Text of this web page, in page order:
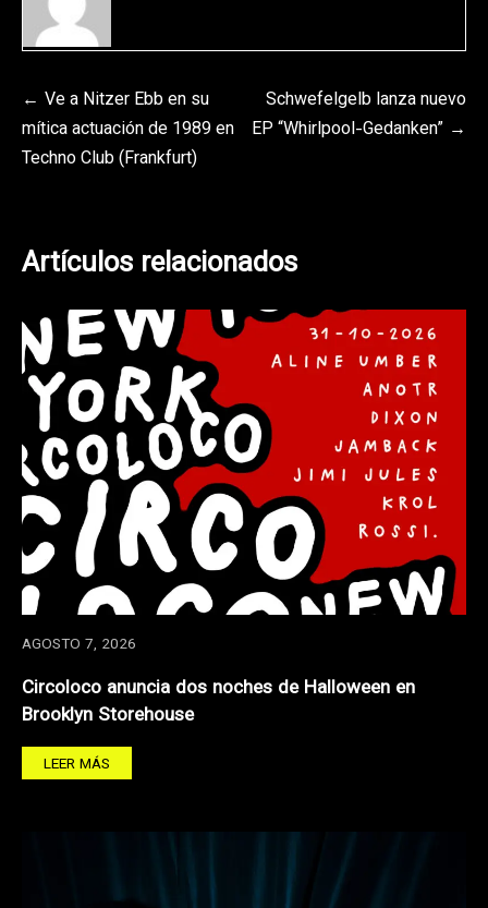
Navegación
de
Ve a Nitzer Ebb en su
mítica actuación de 1989 en
Techno Club (Frankfurt)
Schwefelgelb lanza nuevo
EP “Whirlpool-Gedanken”
Artículos relacionados
AGOSTO 7, 2026
Circoloco anuncia dos noches de Halloween en
Brooklyn Storehouse
LEER MÁS